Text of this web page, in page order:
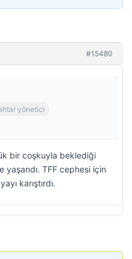
#15480
yönetici
bir coşkuyla beklediği
yaşandı. TFF cephesi için
karıştırdı.